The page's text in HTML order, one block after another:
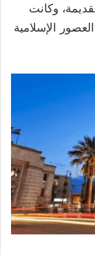
وكانت
الإسلامية